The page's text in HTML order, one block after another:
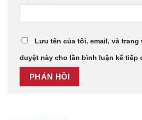
Lưu tên của tôi, email, và trang
duyệt này cho lần bình luận kế tiếp